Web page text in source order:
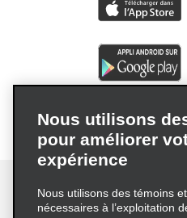
Nous utilisons
pour améliorer
expérience
Nous utilisons des témoins
nécessaires à l’exploitation